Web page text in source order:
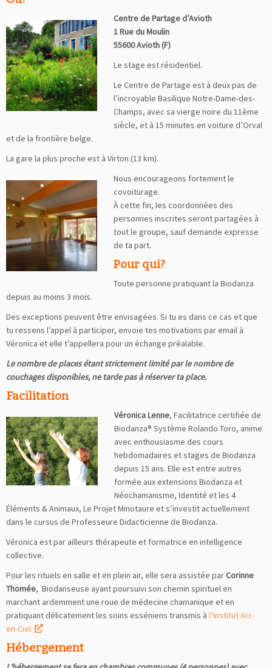
Centre de Partage d’Avioth
1 Rue du Moulin
55600 Avioth (F)
Le stage est résidentiel.
Le Centre de Partage est à deux pas de
l’incroyable Basilique Notre-Dame-des-
Champs, avec sa vierge noire du 11ème
siècle, et à 15 minutes en voiture d’Orval
et de la frontière belge.
La gare la plus proche est à Virton (13 km).
Nous encourageons fortement le
covoiturage.
À cette fin, les coordonnées des
personnes inscrites seront partagées à
tout le groupe, sauf demande expresse
de ta part.
Pour qui?
Toute personne pratiquant la Biodanza
depuis au moins 3 mois.
Des exceptions peuvent être envisagées. Si tu es dans ce cas et que
tu ressens l’appel à participer, envoie tes motivations par email à
Véronica et elle t’appellera pour un échange préalable.
Le nombre de places étant strictement limité par le nombre de
couchages disponibles, ne tarde pas à réserver ta place.
Facilitation
Véronica Lenne, Facilitatrice certifiée de
Biodanza® Système Rolando Toro, anime
avec enthousiasme des cours
hebdomadaires et stages de Biodanza
depuis 15 ans. Elle est entre autres
formée aux extensions Biodanza et
Néochamanisme, Identité et les 4
Éléments & Animaux, Le Projet Minotaure et s’investit actuellement
dans le cursus de Professeure Didacticienne de Biodanza.
Véronica est par ailleurs thérapeute et formatrice en intelligence
collective.
Pour les rituels en salle et en plein air, elle sera assistée parCorinne
Thomée, Biodanseuse ayant poursuivi son chemin spirituel en
marchant ardemment une roue de médecine chamanique et en
pratiquant délicatement les soins esséniens transmis à l’Institut Arc-
en-Ciel.
Hébergement